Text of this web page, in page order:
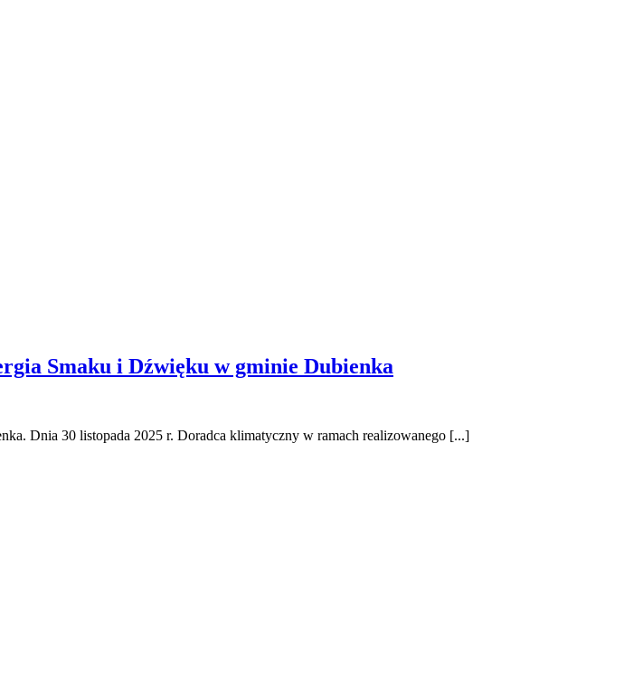
Smaku i Dźwięku w gminie Dubienka
Dnia 30 listopada 2025 r. Doradca klimatyczny w ramach realizowanego [...]